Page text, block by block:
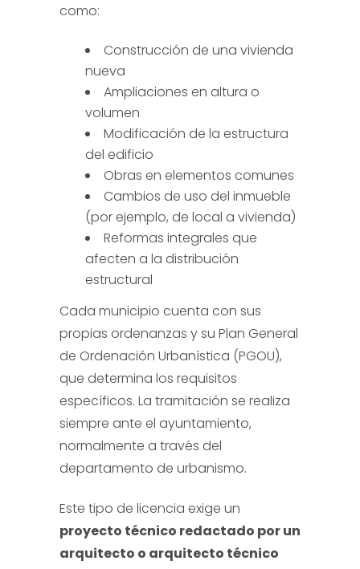
como:
Construcción de una vivienda
nueva
Ampliaciones en altura o
volumen
Modificación de la estructura
del edificio
Obras en elementos comunes
Cambios de uso del inmueble
(por ejemplo, de local a vivienda)
Reformas integrales que
afecten a la distribución
estructural
Cada municipio cuenta con sus
propias ordenanzas y su Plan General
de Ordenación Urbanística (PGOU),
que determina los requisitos
específicos. La tramitación se realiza
siempre ante el ayuntamiento,
normalmente a través del
departamento de urbanismo.
Este tipo de licencia exige un
proyecto técnico redactado por un
arquitecto o arquitecto técnico